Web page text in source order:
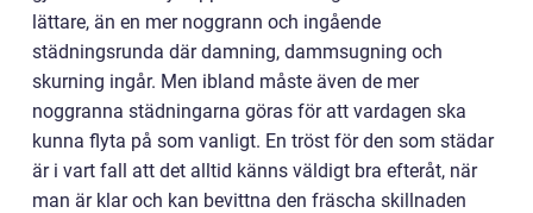
lättare, än en mer noggrann och ingående
städningsrunda där damning, dammsugning och
skurning ingår. Men ibland måste även de mer
noggranna städningarna göras för att vardagen ska
kunna flyta på som vanligt. En tröst för den som städar
är i vart fall att det alltid känns väldigt bra efteråt, när
man är klar och kan bevittna den fräscha skillnaden